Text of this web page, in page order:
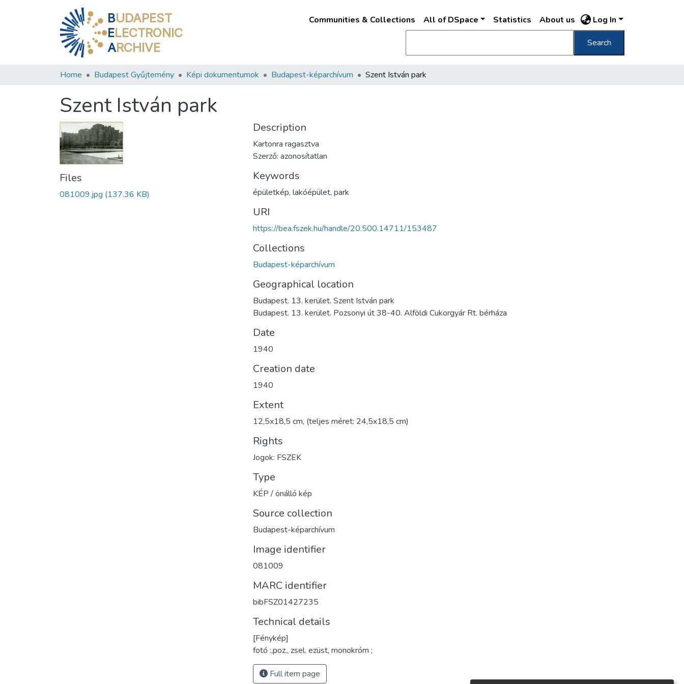
BUDAPEST
ELECTRONIC
ARCHIVE
Communities & Collections All of DSpace Statistics About us Log In
Search
Home Budapest Gyűjtemény Képi dokumentumok Budapest-képarchívum Szent István park
Szent István park
Files
081009.jpg (137.36 KB)
Description
Kartonra ragasztva
Szerző: azonosítatlan
Keywords
épületkép, lakóépület, park
URI
https://bea.fszek.hu/handle/20.500.14711/153487
Collections
Budapest-képarchívum
Geographical location
Budapest. 13. kerület. Szent István park
Budapest. 13. kerület. Pozsonyi út 38-40. Alföldi Cukorgyár Rt. bérháza
Date
1940
Creation date
1940
Extent
12,5x18,5 cm, (teljes méret: 24,5x18,5 cm)
Rights
Jogok: FSZEK
Type
KÉP / önálló kép
Source collection
Budapest-képarchívum
Image identifier
081009
MARC identifier
bibFSZ01427235
Technical details
[Fénykép]
fotó :,poz., zsel. ezüst, monokróm ;
Full item page